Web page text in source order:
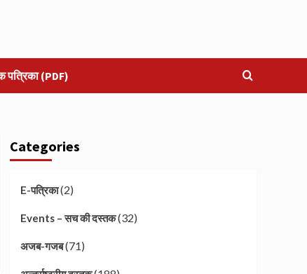
पत्रिका (PDF)
Categories
E-पत्रिका(2)
Events – सच की दस्तक(32)
अजब-गजब(71)